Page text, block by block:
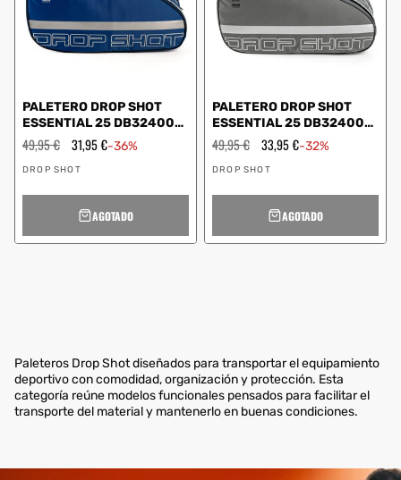
PALETERO DROP SHOT
ESSENTIAL 25 DB324001
AZUL
Precio
habitual
49,95 € Precio
de
oferta
31,95 €-36%
Proveedor:
DROP SHOT
AGOTADO
PALETERO DROP SHOT
ESSENTIAL 25 DB324001
GRIS
Precio
habitual
49,95 € Precio
oferta
33,95 €-32%
Proveedor:
DROP SHOT
AGOTADO
Paleteros Drop Shot diseñados para transportar el equipamiento
deportivo con comodidad, organización y protección. Esta
categoría reúne modelos funcionales pensados para facilitar el
transporte del material y mantenerlo en buenas condiciones.